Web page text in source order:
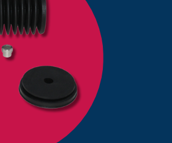
mm long 25 à 65 mm
mm long 25 à 65 mm